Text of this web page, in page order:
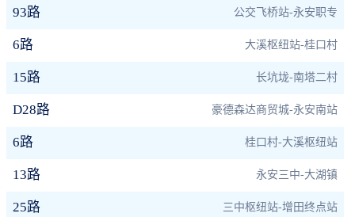
93路 公交飞桥站-永安职专
6路 大溪枢纽站-桂口村
15路 长坑垅-南塔二村
D28路 豪德森达商贸城-永安南站
6路 桂口村-大溪枢纽站
13路 永安三中-大湖镇
25路 三中枢纽站-增田终点站